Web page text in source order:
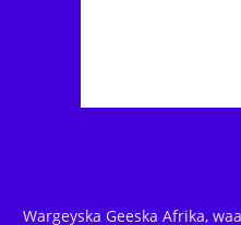
Wargeyska Geeska Afrika,